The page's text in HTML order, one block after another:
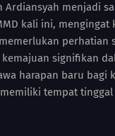
Ardiansyah menjadi
kali ini, mengingat
perhatian
signifikan
harapan baru bagi
tempat